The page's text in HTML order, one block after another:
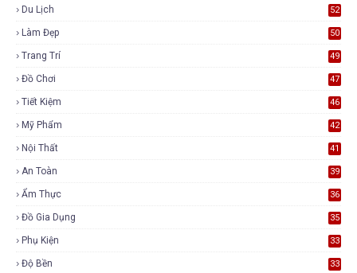
Du Lịch 52
Làm Đẹp 50
Trang Trí 49
Đồ Chơi 47
Tiết Kiệm 46
Mỹ Phẩm 42
Nội Thất 41
An Toàn 39
Ẩm Thực 36
Đồ Gia Dụng 35
Phụ Kiện 33
Độ Bền 33